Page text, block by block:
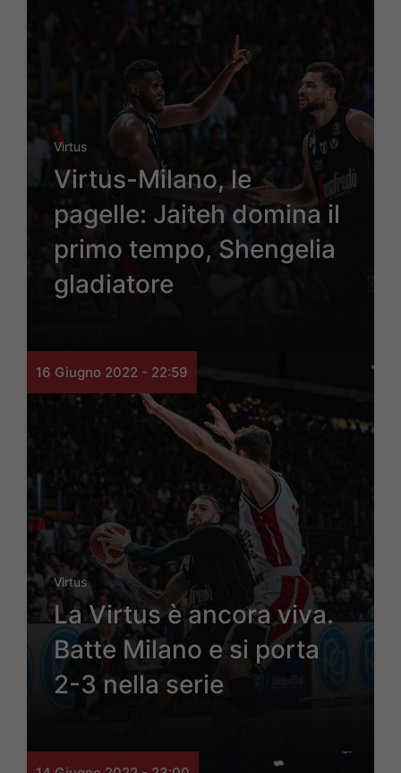
Virtus
Virtus-Milano, le
pagelle: Jaiteh domina il
primo tempo, Shengelia
gladiatore
16 Giugno 2022 - 22:59
Virtus
La Virtus è ancora viva.
Batte Milano e si porta
2-3 nella serie